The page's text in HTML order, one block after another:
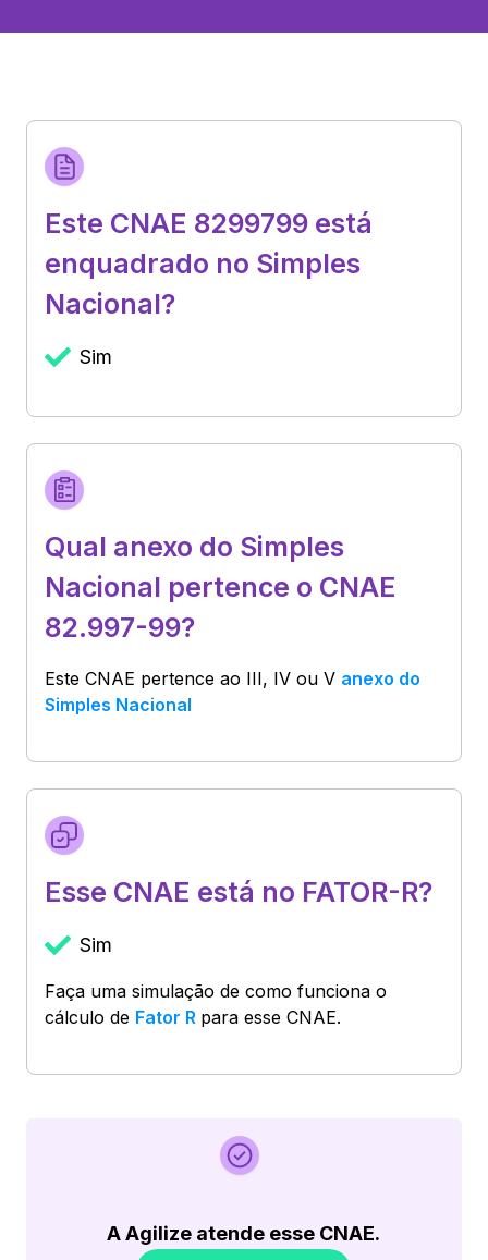
Este CNAE 8299799 está
enquadrado no Simples
Nacional?
Sim
Qual anexo do Simples
Nacional pertence o CNAE
82.997-99?
Este CNAE pertence ao III, IV ou V anexo do
Simples Nacional
Esse CNAE está no FATOR-R?
Sim
Faça uma simulação de como funciona o
cálculo de Fator R para esse CNAE.
A Agilize atende esse CNAE.